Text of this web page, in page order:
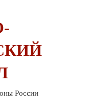
России